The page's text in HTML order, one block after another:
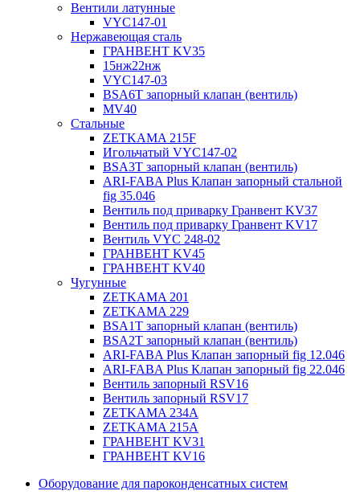
Вентили латунные
VYC147-01
Нержавеющая сталь
ГРАНВЕНТ KV35
15нж22нж
VYC147-03
BSA6T запорный клапан (вентиль)
MV40
Стальные
ZETKAMA 215F
Игольчатый VYC147-02
BSA3T запорный клапан (вентиль)
ARI-FABA Plus Клапан запорный стальной
fig 35.046
Вентиль под приварку Гранвент KV37
Вентиль под приварку Гранвент KV17
Вентиль VYC 248-02
ГРАНВЕНТ KV45
ГРАНВЕНТ KV40
Чугунные
ZETKAMA 201
ZETKAMA 229
BSA1T запорный клапан (вентиль)
BSA2T запорный клапан (вентиль)
ARI-FABA Plus Клапан запорный fig 12.046
ARI-FABA Plus Клапан запорный fig 22.046
Вентиль запорный RSV16
Вентиль запорный RSV17
ZETKAMA 234A
ZETKAMA 215A
ГРАНВЕНТ KV31
ГРАНВЕНТ KV16
Оборудование для пароконденсатных систем